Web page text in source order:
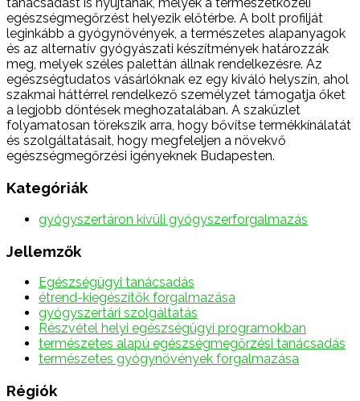
tanácsadást is nyújtanak, melyek a természetközeli
egészségmegőrzést helyezik előtérbe. A bolt profilját
leginkább a gyógynövények, a természetes alapanyagok
és az alternatív gyógyászati készítmények határozzák
meg, melyek széles palettán állnak rendelkezésre. Az
egészségtudatos vásárlóknak ez egy kiváló helyszín, ahol
szakmai háttérrel rendelkező személyzet támogatja őket
a legjobb döntések meghozatalában. A szaküzlet
folyamatosan törekszik arra, hogy bővítse termékkínálatát
és szolgáltatásait, hogy megfeleljen a növekvő
egészségmegőrzési igényeknek Budapesten.
Kategóriák
gyógyszertáron kívüli gyógyszerforgalmazás
Jellemzők
Egészségügyi tanácsadás
étrend-kiegészítők forgalmazása
gyógyszertári szolgáltatás
Részvétel helyi egészségügyi programokban
természetes alapú egészségmegőrzési tanácsadás
természetes gyógynövények forgalmazása
Régiók